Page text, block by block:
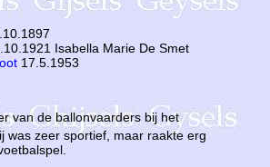
Isabella Marie De Smet
17.5.1953
van de ballonvaarders bij het
was zeer sportief, maar raakte erg